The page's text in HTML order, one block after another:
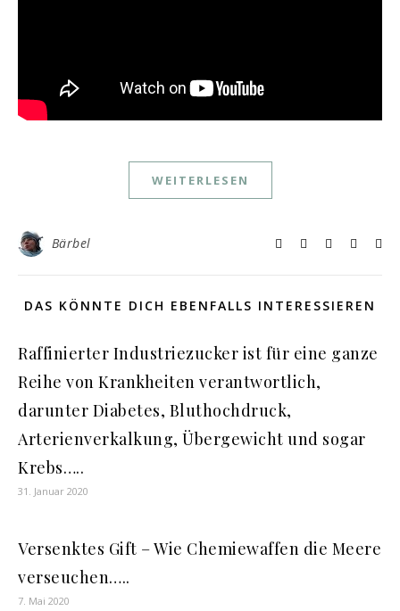
WEITERLESEN
Bärbel
DAS KÖNNTE DICH EBENFALLS INTERESSIEREN
Raffinierter Industriezucker ist für eine ganze
Reihe von Krankheiten verantwortlich,
darunter Diabetes, Bluthochdruck,
Arterienverkalkung, Übergewicht und sogar
Krebs…..
31. Januar 2020
Versenktes Gift – Wie Chemiewaffen die Meere
verseuchen…..
7. Mai 2020